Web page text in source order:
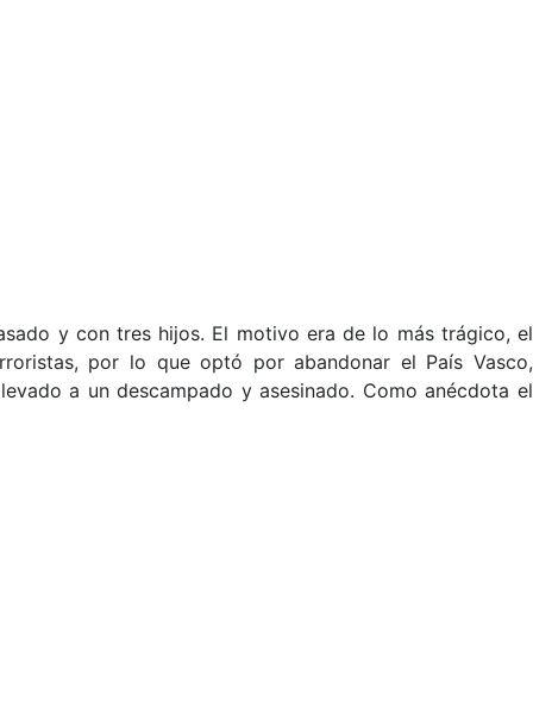
y con tres hijos. El motivo era de lo más trágico, el
por lo que optó por abandonar el País Vasco,
a un descampado y asesinado. Como anécdota el